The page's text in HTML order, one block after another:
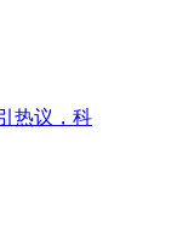
热议，科